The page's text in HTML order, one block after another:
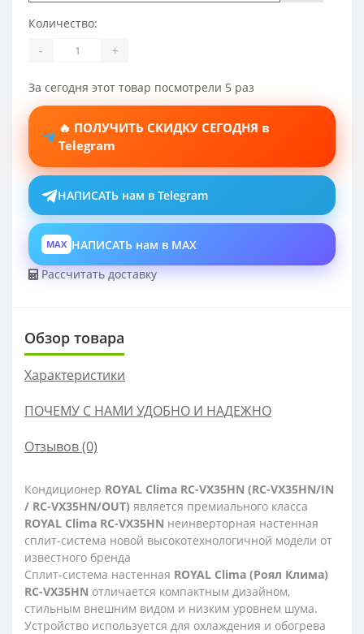
Количество:
- +
За сегодня этот товар посмотрели 5 раз
🔥 ПОЛУЧИТЬ СКИДКУ СЕГОДНЯ в
Telegram
НАПИСАТЬ нам в Telegram
MAX НАПИСАТЬ нам в MAX
Рассчитать доставку
Обзор товара
Характеристики
ПОЧЕМУ С НАМИ УДОБНО И НАДЕЖНО
Отзывов (0)
Кондиционер ROYAL Clima RC-VX35HN (RC-VX35HN/IN
/ RC-VX35HN/OUT) является премиального класса
ROYAL Clima RC-VX35HN неинверторная настенная
сплит-система новой высокотехнологичной модели от
известного бренда
Сплит-система настенная ROYAL Clima (Роял Клима)
RC-VX35HN отличается компактным дизайном,
стильным внешним видом и низким уровнем шума.
Устройство используется для охлаждения и обогрева